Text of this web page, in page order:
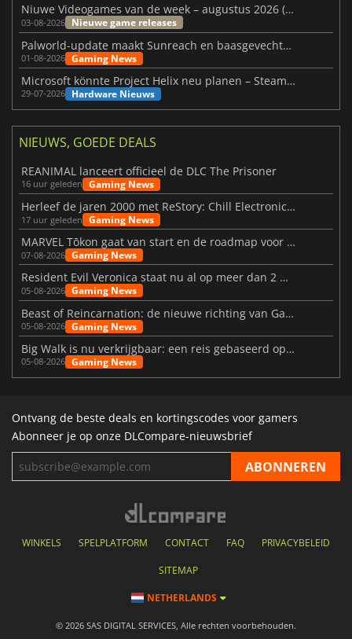
Niuwe Videogames van de week – augustus 2026 (week 32)
03-08-2026 Nieuwe game releases
Palworld-update maakt Sunreach en baasgevechten stabieler
01-08-2026 Gaming News
Microsoft könnte Project Helix neu planen – Steam-Support wackelt
29-07-2026 Hardware Nieuws
NIEUWS, GOEDE DEALS
REANIMAL lanceert officieel de DLC The Prisoner
16 uur geleden Gaming News
Herleef de jaren 2000 met ReStory: Chill Electronics Repairs
17 uur geleden Gaming News
MARVEL Tōkon gaat van start en de roadmap voor jaar 1 is bekendgemaakt
07-08-2026 Gaming News
Resident Evil Veronica staat nu al op meer dan 2 miljoen verlanglijstjes
05-08-2026 Gaming News
Beast of Reincarnation: de nieuwe richting van Game Freak
05-08-2026 Gaming News
Big Walk is nu verkrijgbaar: een reis gebaseerd op vriendschap
05-08-2026 Gaming News
Ontvang de beste deals en kortingscodes voor gamers
Abonneer je op onze DLCompare-nieuwsbrief
WINKELS SPELPLATFORM CONTACT FAQ PRIVACYBELEID
SITEMAP
NETHERLANDS
© 2026 SAS DIGITAL SERVICES, Alle rechten voorbehouden.